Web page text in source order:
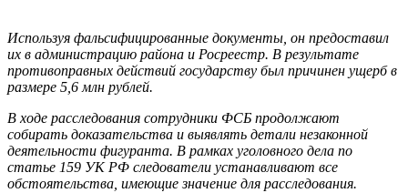
Используя фальсифицированные документы, он предоставил
их в администрацию района и Росреестр. В результате
противоправных действий государству был причинен ущерб в
размере 5,6 млн рублей.
В ходе расследования сотрудники ФСБ продолжают
собирать доказательства и выявлять детали незаконной
деятельности фигуранта. В рамках уголовного дела по
статье 159 УК РФ следователи устанавливают все
обстоятельства, имеющие значение для расследования.